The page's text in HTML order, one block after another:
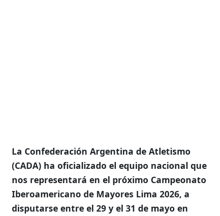
La Confederación Argentina de Atletismo
(CADA) ha oficializado el equipo nacional que
nos representará en el próximo Campeonato
Iberoamericano de Mayores Lima 2026, a
disputarse entre el 29 y el 31 de mayo en